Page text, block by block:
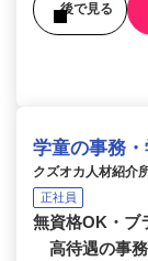
後で見る
学童の事務
クズオカ人材紹介
正社員
無資格OK・ブ
高待遇の事